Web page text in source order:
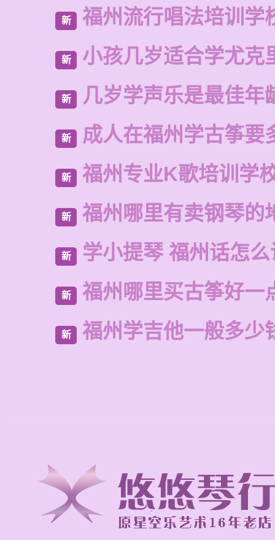
新 福州流行唱法培训学
新 小孩几岁适合学尤克
新 几岁学声乐是最佳年
新 成人在福州学古筝要
新 福州专业K歌培训学
新 福州哪里有卖钢琴的
新 学小提琴 福州话怎
新 福州哪里买古筝好一
新 福州学吉他一般多少